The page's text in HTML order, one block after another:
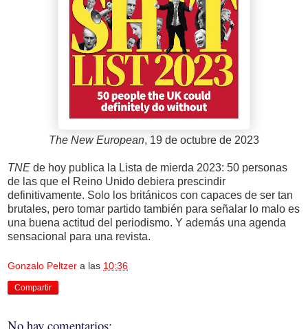
The New European, 19 de octubre de 2023
TNE de hoy publica la Lista de mierda 2023: 50 personas
de las que el Reino Unido debiera prescindir
definitivamente. Solo los británicos con capaces de ser tan
brutales, pero tomar partido también para señalar lo malo es
una buena actitud del periodismo. Y además una agenda
sensacional para una revista.
Gonzalo Peltzer a las 10:36
Compartir
No hay comentarios: